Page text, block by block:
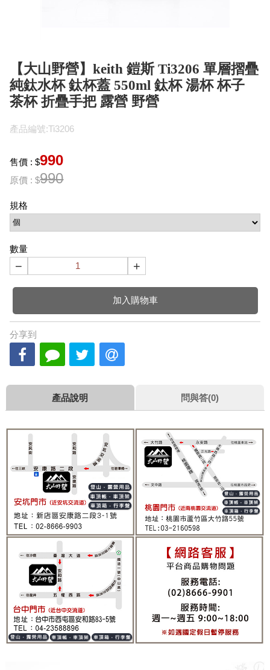
【大山野營】keith 鎧斯 Ti3206 單層摺疊
純鈦水杯 鈦杯蓋 550ml 鈦杯 湯杯 杯子
茶杯 折疊手把 露營 野營
產品編號:Ti3206
售價 : $990
原價 : $990
規格
數量
− +
加入購物車
分享到
產品說明 問與答(0)